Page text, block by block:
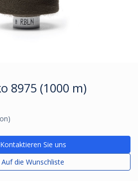
8975 (1000 m)
Kontaktieren Sie uns
Auf die Wunschliste